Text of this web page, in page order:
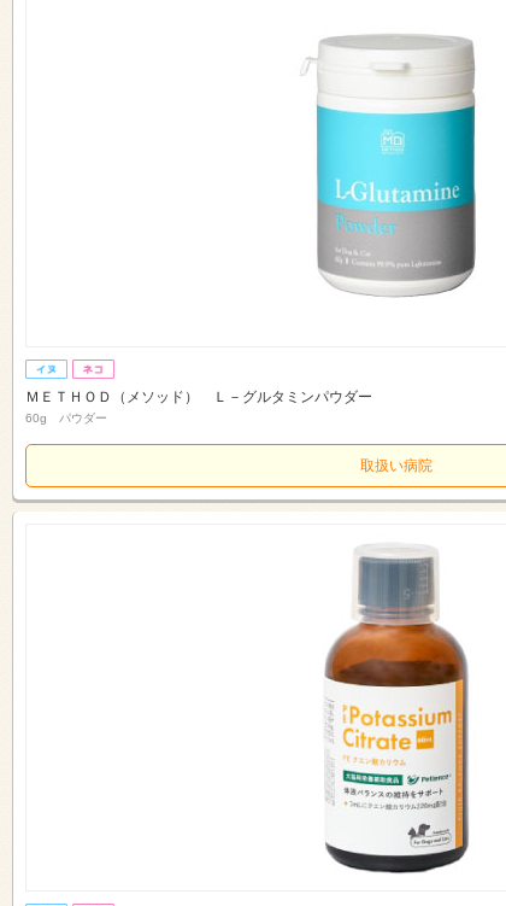
ＭＥＴＨＯＤ（メソッド） Ｌ－グルタミンパウダー
60g パウダー
取扱い病院